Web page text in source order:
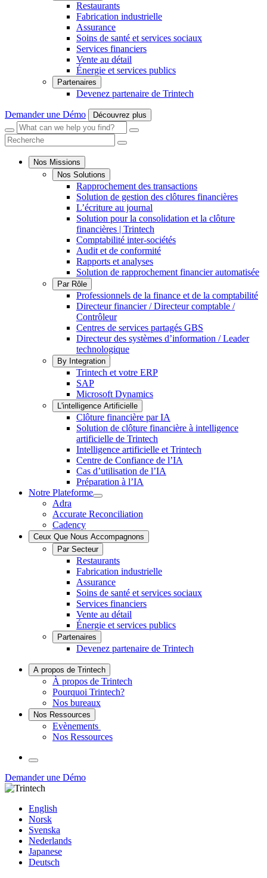
Restaurants
Fabrication industrielle
Assurance
Soins de santé et services sociaux
Services financiers
Vente au détail
Énergie et services publics
Partenaires
Devenez partenaire de Trintech
Demander une Démo
Découvrez plus
Menu
Recherche
Recherche
Fermer
Recherche
Recherche
Nos Missions
Nos Solutions
Rapprochement des transactions
Solution de gestion des clôtures financières
L’écriture au journal
Solution pour la consolidation et la clôture
financières | Trintech
Comptabilité inter-sociétés
Audit et de conformité
Rapports et analyses
Solution de rapprochement financier automatisée
Par Rôle
Professionnels de la finance et de la comptabilité
Directeur financier / Directeur comptable /
Contrôleur
Centres de services partagés GBS
Directeur des systèmes d’information / Leader
technologique
By Integration
Trintech et votre ERP
SAP
Microsoft Dynamics
L'intelligence Artificielle
Clôture financière par IA
Solution de clôture financière à intelligence
artificielle de Trintech
Intelligence artificielle et Trintech
Centre de Confiance de l’IA
Cas d’utilisation de l’IA
Préparation à l’IA
Notre Plateforme
Notre
Plateforme
Sous-
Adra
Accurate Reconciliation
Cadency
Ceux Que Nous Accompagnons
Par Secteur
Restaurants
Fabrication industrielle
Assurance
Soins de santé et services sociaux
Services financiers
Vente au détail
Énergie et services publics
Partenaires
Devenez partenaire de Trintech
A propos de Trintech
À propos de Trintech
Pourquoi Trintech?
Nos bureaux
Nos Ressources
Evènements
Nos Ressources
Langue
Demander une Démo
English
Norsk
Svenska
Nederlands
Japanese
Deutsch